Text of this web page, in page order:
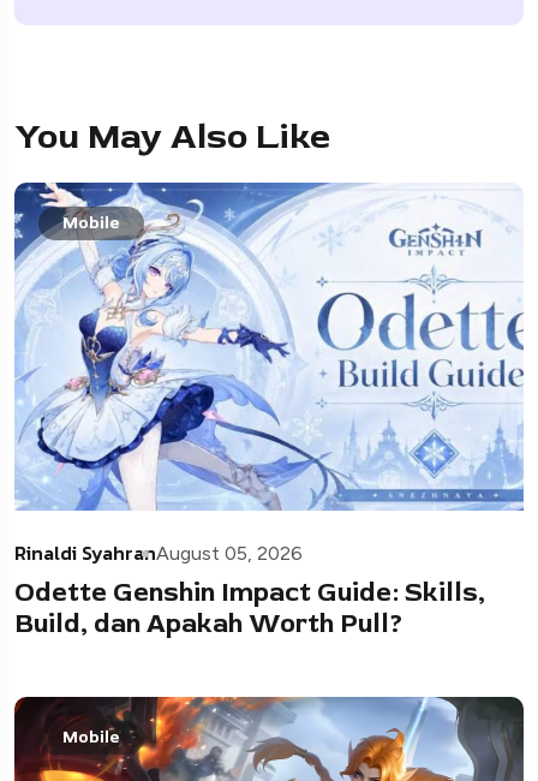
You May Also Like
Mobile
Rinaldi SyahranAugust 05, 2026
Odette Genshin Impact Guide: Skills,
Build, dan Apakah Worth Pull?
Mobile